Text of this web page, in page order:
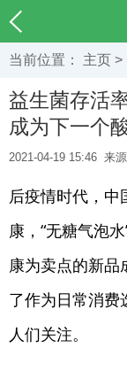
当前位置： 主页 >
益生菌存活
成为下一个
2021-04-19 15:46 来
后疫情时代，
康，“无糖气泡
康为卖点的新品
了作为日常消费
人们关注。